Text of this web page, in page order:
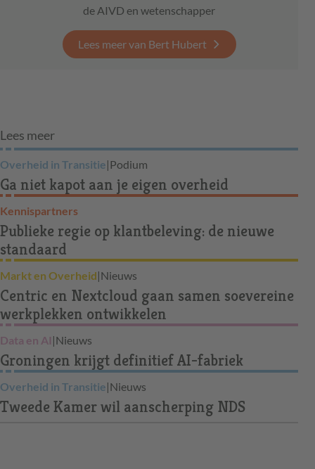
de AIVD en wetenschapper
Lees meer van Bert Hubert
Lees meer
Overheid in Transitie|Podium
Ga niet kapot aan je eigen overheid
Kennispartners
Publieke regie op klantbeleving: de nieuwe
standaard
Markt en Overheid|Nieuws
Centric en Nextcloud gaan samen soevereine
werkplekken ontwikkelen
Data en AI |Nieuws
Groningen krijgt definitief AI-fabriek
Overheid in Transitie|Nieuws
Tweede Kamer wil aanscherping NDS